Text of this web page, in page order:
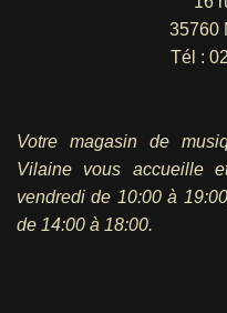
35760
Tél :
Votre magasin de
Vilaine vous accueille
vendredi de 10:00 à
de 14:00 à 18:00.